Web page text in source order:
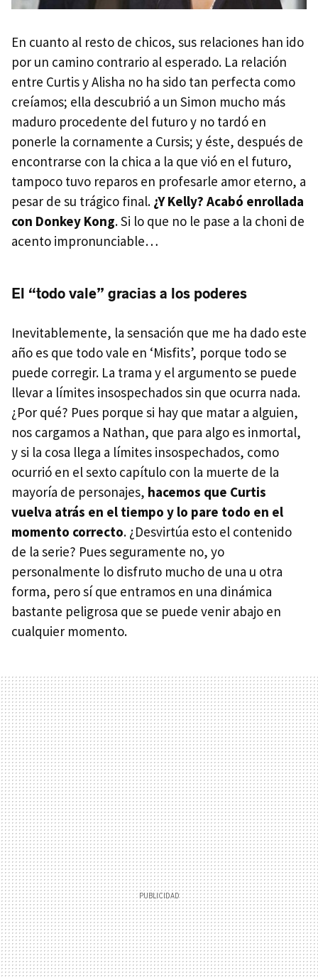
En cuanto al resto de chicos, sus relaciones han ido
por un camino contrario al esperado. La relación
entre Curtis y Alisha no ha sido tan perfecta como
creíamos; ella descubrió a un Simon mucho más
maduro procedente del futuro y no tardó en
ponerle la cornamente a Cursis; y éste, después de
encontrarse con la chica a la que vió en el futuro,
tampoco tuvo reparos en profesarle amor eterno, a
pesar de su trágico final. ¿Y Kelly? Acabó enrollada
con Donkey Kong. Si lo que no le pase a la choni de
acento impronunciable…
El “todo vale” gracias a los poderes
Inevitablemente, la sensación que me ha dado este
año es que todo vale en ‘Misfits’, porque todo se
puede corregir. La trama y el argumento se puede
llevar a límites insospechados sin que ocurra nada.
¿Por qué? Pues porque si hay que matar a alguien,
nos cargamos a Nathan, que para algo es inmortal,
y si la cosa llega a límites insospechados, como
ocurrió en el sexto capítulo con la muerte de la
mayoría de personajes, hacemos que Curtis
vuelva atrás en el tiempo y lo pare todo en el
momento correcto. ¿Desvirtúa esto el contenido
de la serie? Pues seguramente no, yo
personalmente lo disfruto mucho de una u otra
forma, pero sí que entramos en una dinámica
bastante peligrosa que se puede venir abajo en
cualquier momento.